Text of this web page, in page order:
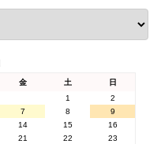
金 土
日
1
2
7 8
9
14 15
16
21 22
23